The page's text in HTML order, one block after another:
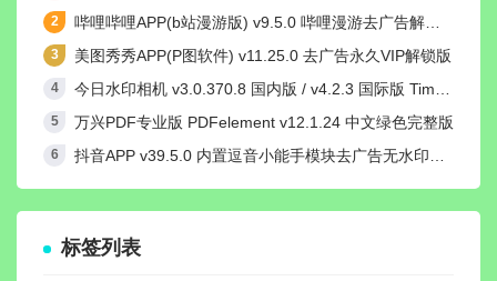
哔哩哔哩APP(b站漫游版) v9.5.0 哔哩漫游去广告解除版权受限
美图秀秀APP(P图软件) v11.25.0 去广告永久VIP解锁版
今日水印相机 v3.0.370.8 国内版 / v4.2.3 国际版 Timemark高级VIP会员解锁版
万兴PDF专业版 PDFelement v12.1.24 中文绿色完整版
抖音APP v39.5.0 内置逗音小能手模块去广告无水印纯净版
标签列表